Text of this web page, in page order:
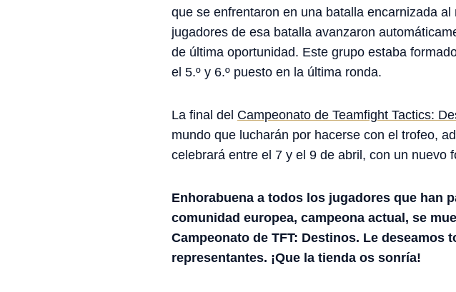
que se enfrentaron en una batalla encarnizada
jugadores de esa batalla avanzaron
de última oportunidad. Este grupo estaba
el 5.º y 6.º puesto en la última ronda.
La final del Campeonato de Teamfight Tactics:
mundo que lucharán por hacerse con el trofeo,
celebrará entre el 7 y el 9 de abril, con un nuevo
Enhorabuena a todos los jugadores que han
comunidad europea, campeona actual, se
Campeonato de TFT: Destinos. Le
representantes. ¡Que la tienda os sonría!